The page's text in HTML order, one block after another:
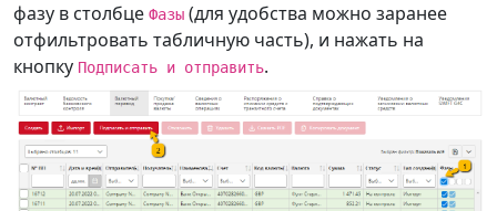
фазу в столбце Фазы (для удобства можно заранее
отфильтровать табличную часть), и нажать на
кнопку Подписать и отправить.